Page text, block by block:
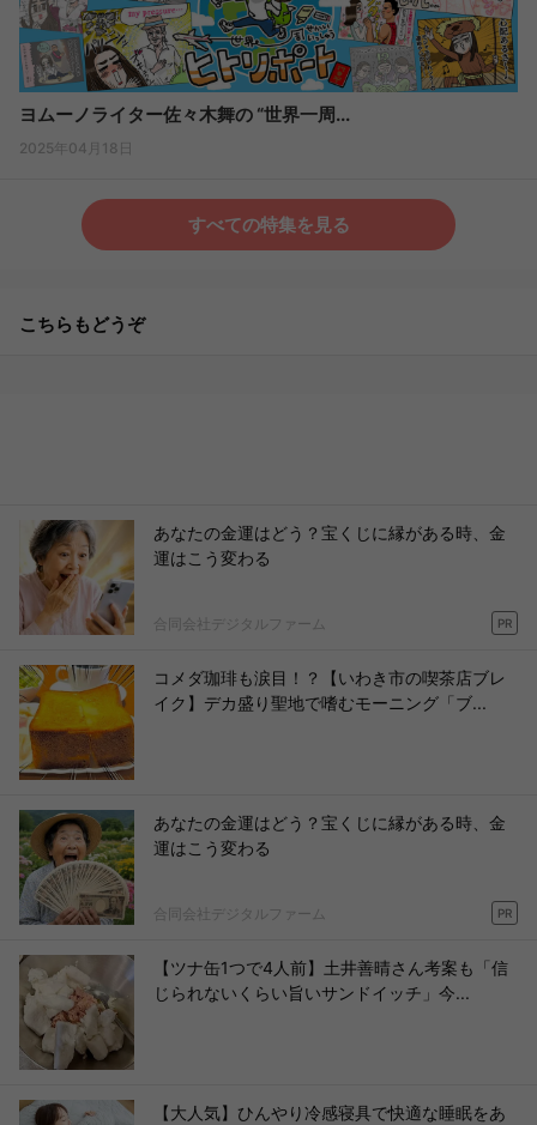
ヨムーノライター佐々木舞の “世界一周...
2025年04月18日
すべての特集を見る
こちらもどうぞ
あなたの金運はどう？宝くじに縁がある時、金
運はこう変わる
合同会社デジタルファーム PR
コメダ珈琲も涙目！？【いわき市の喫茶店ブレ
イク】デカ盛り聖地で嗜むモーニング「ブ...
あなたの金運はどう？宝くじに縁がある時、金
運はこう変わる
合同会社デジタルファーム PR
【ツナ缶1つで4人前】土井善晴さん考案も「信
じられないくらい旨いサンドイッチ」今...
【大人気】ひんやり冷感寝具で快適な睡眠をあ